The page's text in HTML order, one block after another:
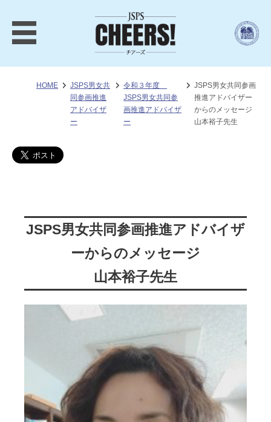
HOME
JSPS男女共
同参画推進
アドバイザ
ー
令和３年度
JSPS男女共同参
画推進アドバイザ
ー
JSPS男女共同参画
推進アドバイザー
からのメッセージ
山本裕子先生
JSPS男女共同参画推進アドバイザ
ーからのメッセージ
山本裕子先生